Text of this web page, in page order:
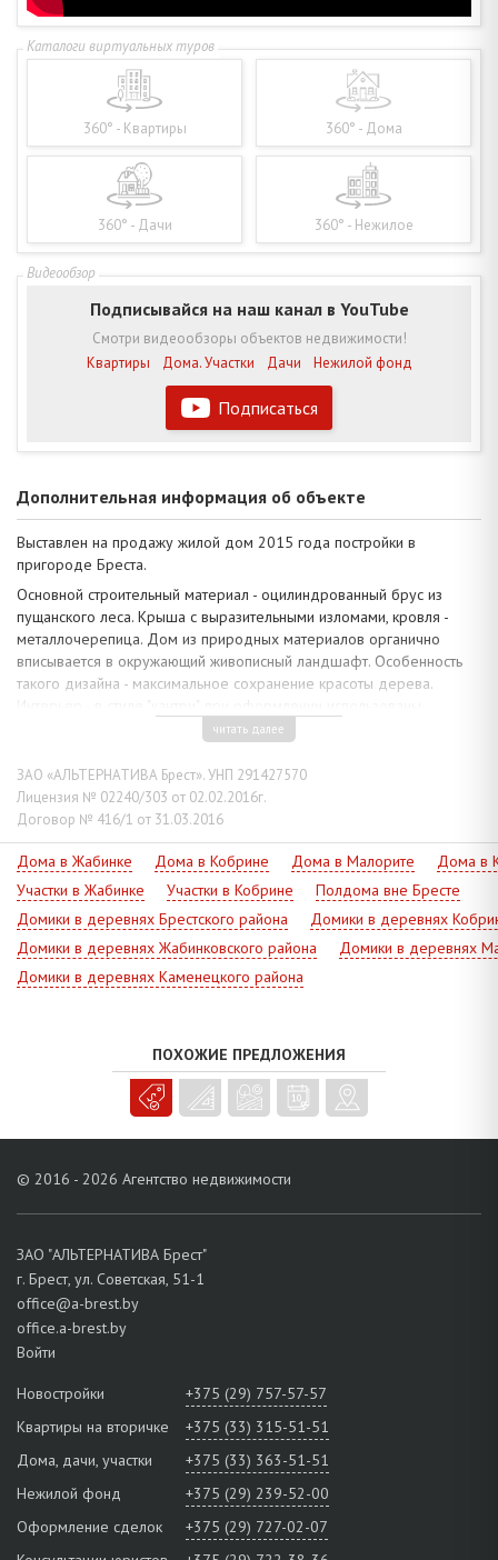
360° - Квартиры 360° - Дома
360° - Дачи 360° - Нежилое
Подписаться
Подписывайся на наш канал в YouTube
Смотри видеообзоры объектов недвижимости!
Квартиры
Дома. Участки Дачи Нежилой фонд
Дополнительная информация об объекте
Выставлен на продажу жилой дом 2015 года постройки в
пригороде Бреста.
Основной строительный материал - оцилиндрованный брус из
пущанского леса. Крыша с выразительными изломами, кровля -
металлочерепица. Дом из природных материалов органично
вписывается в окружающий живописный ландшафт. Особенность
такого дизайна - максимальное сохранение красоты дерева.
натуральные отделочные материалы. Общая площадь 221.4 кв.м.,
гостиная с выходом на террасу, кухня, жилая комната, подсобные и
сантехнические помещения, - все удобно расположено вокруг
холла; в мансардном - просторное жилое помещение, санузел и
кладовые.
Коммуникации: электричество, газ (отопление - газовый котел),
водоснабжение - скважина и гидрофор, канализация - местная.
Приусадебный земельный участок площадью 0.1500 га огорожен
по периметру. Транспортное сообщение: рейсовые автобусы, ж/д
станция. Равенство цены и качества!
читать далее
ЗАО «АЛЬТЕРНАТИВА Брест». УНП 291427570
Лицензия № 02240/303 от 02.02.2016г.
Договор № 416/1 от 31.03.2016
Дома в Жабинке Дома в Кобрине Дома в Малорите
Дома в
Участки в Жабинке
Участки в Кобрине
Полдома вне Бресте
Домики в деревнях Брестского района
Домики в деревнях
Домики в деревнях Жабинковского района
Домики в деревнях
Домики в деревнях Каменецкого района
ПОХОЖИЕ ПРЕДЛОЖЕНИЯ
© 2016 - 2026 Агентство недвижимости
ЗАО "АЛЬТЕРНАТИВА Брест"
г. Брест, ул. Советская, 51-1
office@a-brest.by
office.a-brest.by
Войти
Новостройки
+375 (29) 757-57-57
Квартиры на вторичке
+375 (33) 315-51-51
Дома, дачи, участки
+375 (33) 363-51-51
Нежилой фонд
+375 (29) 239-52-00
Оформление сделок
+375 (29) 727-02-07